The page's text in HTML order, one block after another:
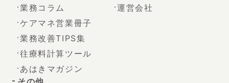
業務コラム
ケアマネ営業冊子
業務改善TIPS集
往療料計算ツール
あはきマガジン
運営会社